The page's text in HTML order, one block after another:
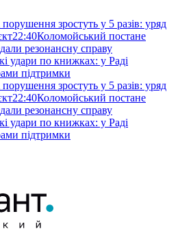
зростуть у 5 разів: уряд
22:40Коломойський постане
резонансну справу
удари по книжках: у Раді
підтримки
зростуть у 5 разів: уряд
22:40Коломойський постане
резонансну справу
удари по книжках: у Раді
підтримки